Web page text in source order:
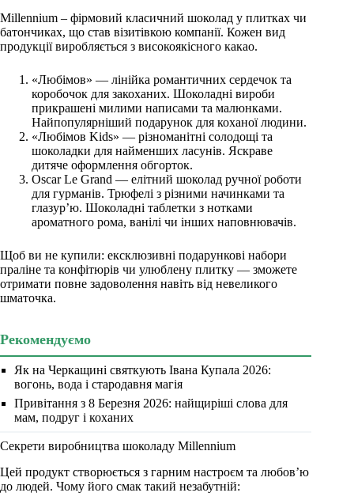
Millennium – фірмовий класичний шоколад у плитках чи
батончиках, що став візитівкою компанії. Кожен вид
продукції виробляється з високоякісного какао.
«Любімов» — лінійка романтичних сердечок та
коробочок для закоханих. Шоколадні вироби
прикрашені милими написами та малюнками.
Найпопулярніший подарунок для коханої людини.
«Любімов Kids» — різноманітні солодощі та
шоколадки для найменших ласунів. Яскраве
дитяче оформлення обгорток.
Oscar Le Grand — елітний шоколад ручної роботи
для гурманів. Трюфелі з різними начинками та
глазур’ю. Шоколадні таблетки з нотками
ароматного рома, ванілі чи інших наповнювачів.
Щоб ви не купили: ексклюзивні подарункові набори
праліне та конфітюрів чи улюблену плитку — зможете
отримати повне задоволення навіть від невеликого
шматочка.
Рекомендуємо
Як на Черкащині святкують Івана Купала 2026:
вогонь, вода і стародавня магія
Привітання з 8 Березня 2026: найщиріші слова для
мам, подруг і коханих
Секрети виробництва шоколаду Millennium
Цей продукт створюється з гарним настроєм та любов’ю
до людей. Чому його смак такий незабутній: